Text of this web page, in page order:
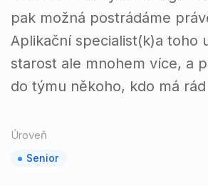
pak možná postrádáme
Aplikační specialist(k)a toho
starost ale mnohem více, a
do týmu někoho, kdo má
Úroveň
Senior